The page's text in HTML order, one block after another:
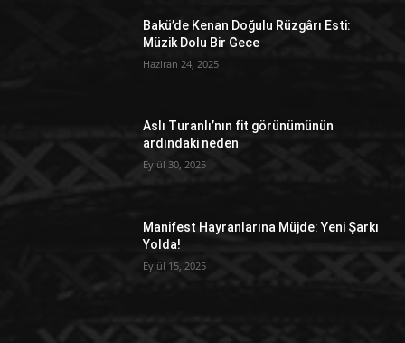
Bakü’de Kenan Doğulu Rüzgârı Esti:
Müzik Dolu Bir Gece
Haziran 24, 2025
Aslı Turanlı’nın fit görünümünün
ardındaki neden
Eylül 30, 2025
Manifest Hayranlarına Müjde: Yeni Şarkı
Yolda!
Eylül 15, 2025